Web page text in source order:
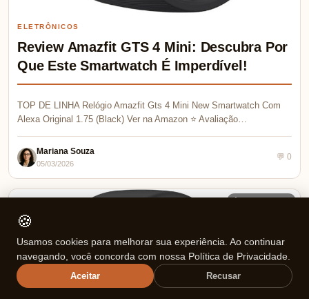
ELETRÔNICOS
Review Amazfit GTS 4 Mini: Descubra Por
Que Este Smartwatch É Imperdível!
TOP DE LINHA Relógio Amazfit Gts 4 Mini New Smartwatch Com
Alexa Original 1.75 (Black) Ver na Amazon ⭐ Avaliação…
Mariana Souza
05/03/2026
💬 0
🍪
Usamos cookies para melhorar sua experiência. Ao continuar
navegando, você concorda com nossa Política de Privacidade.
Aceitar Recusar